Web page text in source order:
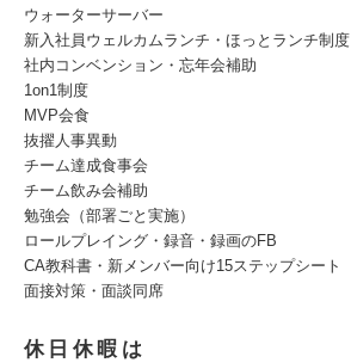
ウォーターサーバー
新入社員ウェルカムランチ・ほっとランチ制度
社内コンベンション・忘年会補助
1on1制度
MVP会食
抜擢人事異動
チーム達成食事会
チーム飲み会補助
勉強会（部署ごと実施）
ロールプレイング・録音・録画のFB
CA教科書・新メンバー向け15ステップシート
面接対策・面談同席
休日休暇は